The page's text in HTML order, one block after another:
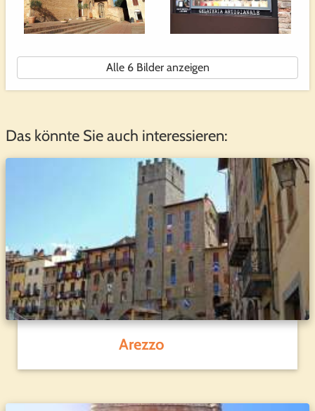
Alle 6 Bilder anzeigen
Das könnte Sie auch interessieren:
Arezzo